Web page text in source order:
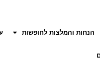
הנחות והמלצות לחופשות